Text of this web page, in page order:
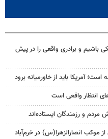
باشیم و برادری واقعی را در پیش
آمریکا باید از خاورمیانه برود
انتظار واقعی است
مردم و رزمندگان ایستاده‌اند
از موکب انصارالزهرا(س) در خرم‌آباد